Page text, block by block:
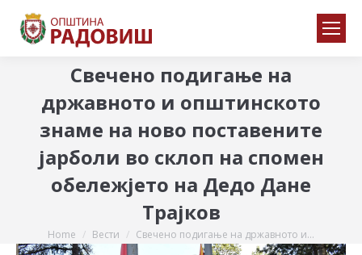
Свечено подигање на
државното и општинското
знаме на ново поставените
јарболи во склоп на спомен
обележјето на Дедо Дане
Трајков
You are here:
Home Вести Свечено подигање на државното и…